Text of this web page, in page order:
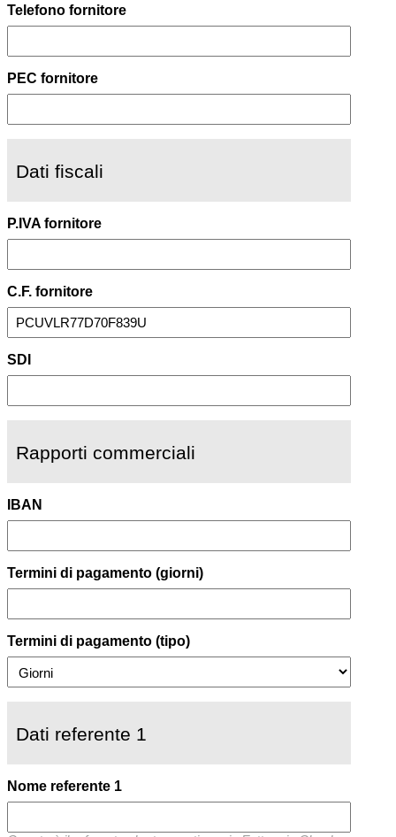
Telefono fornitore
PEC fornitore
Dati fiscali
P.IVA fornitore
C.F. fornitore
SDI
Rapporti commerciali
IBAN
Termini di pagamento (giorni)
Termini di pagamento (tipo)
Dati referente 1
Nome referente 1